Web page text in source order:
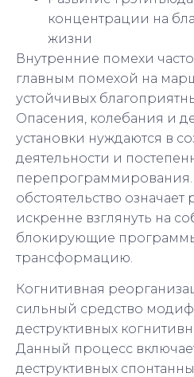
концентрации на
жизни
Внутренние помехи
главным помехой на
устойчивых
Опасения, колебания и
установки нуждаются в
деятельности и
обстоятельство
искренне взглянуть на
блокирующие программы
трансформацию.
Когнитивная
сильный средство
деструктивных
Данный процесс
деструктивных